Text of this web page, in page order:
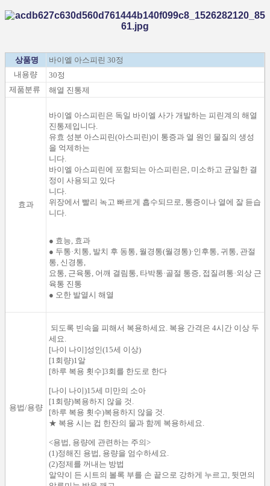
상품명
바이엘 아스피린 30정
내용량
30정
제품분류
해열 진통제
효과
바이엘 아스피린은 독일 바이엘 사가 개발하는 피린계 의 해열
진통제 입니다.
유효 성분 아스피린(아스피린)이 통증과 열 원인 물질 의 생성
을 억제하는
니다.
바이엘 아스피린에 포함되는 아스피린은, 미소하고 균일한 결
정 이 사용되 고 있다
니다.
위장에서 빨리 녹고 빠르게 흡수되므로, 통증이나 열에 잘 듣습
니다.
● 효능, 효과
● 두통·치통, 발치 후 동통, 월경통(월경통)·인후통, 귀통, 관절
통, 신경통,
요통, 근육통, 어깨 결림통, 타박통·골절 통증, 접질려통·외상 근
육통 진통
● 오한 발열시 해열
용법/용량
되도록 빈속을 피해서 복용하세요. 복용 간격은 4시간 이상 두
세요.
[나이 나이]성인(15세 이상)
[1회량)1알
[하루 복용 횟수]3회를 한도로 한다
[나이 나이)15세 미만의 소아
[1회량)복용하지 않을 것.
[하루 복용 횟수)복용하지 않을 것.
★ 복용 시 는 컵 한잔의 물과 함께 복용하세요.
<용법 , 용량에 관련하는 주의>
(1)정해진 용법 , 용량을 엄수하세요.
(2)정제 를 꺼내 는 방법
알약이 든 시트의 볼록 부를 손 끝으로 강하게 누르고, 뒷면 의